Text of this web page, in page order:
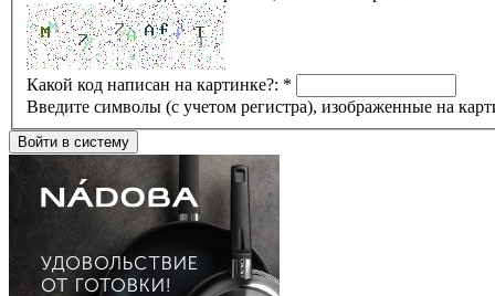
Какой код написан на картинке?: *
Введите символы (с учетом регистра), изображенные на